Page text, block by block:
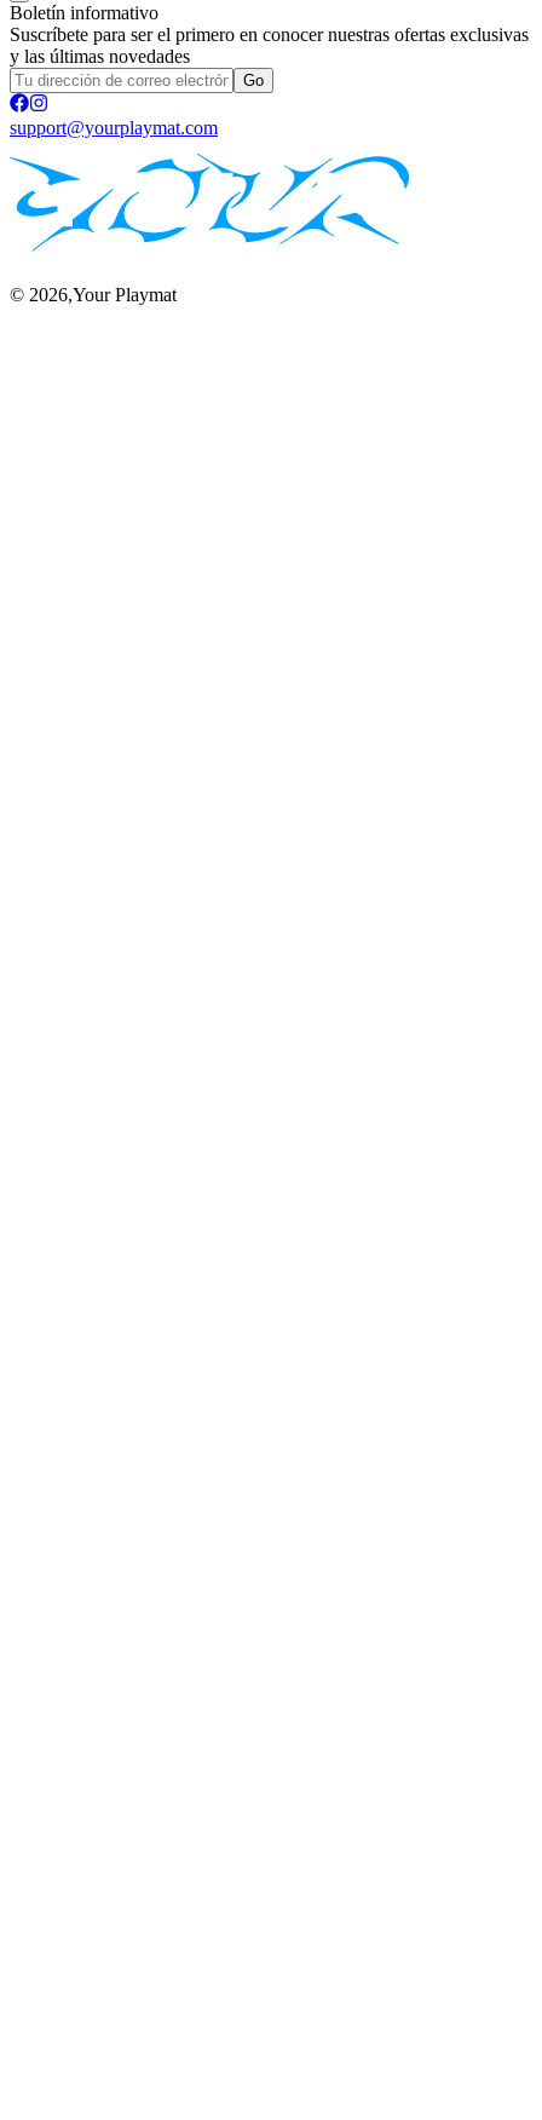
Boletín informativo
Suscríbete para ser el primero en conocer nuestras ofertas exclusivas
y las últimas novedades
Go
support@yourplaymat.com
© 2026,Your Playmat